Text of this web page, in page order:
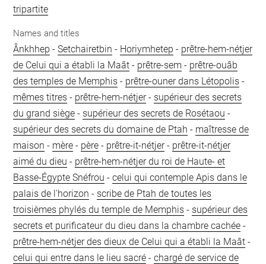
tripartite
Names and titles
Ânkhhep -Setchairetbin - Horiymhetep - prêtre-hem-nétjer
de Celui qui a établi la Maât - prêtre-sem - prêtre-ouâb
des temples de Memphis - prêtre-ouner dans Létopolis -
mêmes titres - prêtre-hem-nétjer- supérieur des secrets
du grand siège - supérieur des secrets de Rosétaou -
supérieur des secrets du domaine de Ptah - maîtresse de
maison - mère - père - prêtre-it-nétjer- prêtre-it-nétjer
aimé du dieu - prêtre-hem-nétjer du roi de Haute- et
Basse-Égypte Snéfrou -celui qui contemple Apis dans le
palais de l'horizon - scribe de Ptah de toutes les
troisièmes phylés du temple de Memphis - supérieur des
secrets et purificateur du dieu dans la chambre cachée -
prêtre-hem-nétjer des dieux de Celui qui a établi la Maât -
celui qui entre dans le lieu sacré -chargé de service de